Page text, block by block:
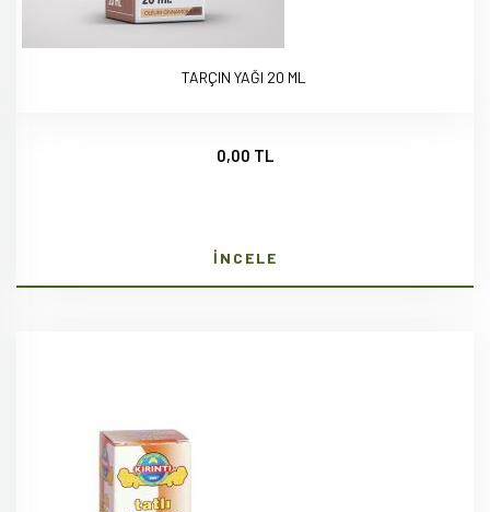
TARÇIN YAĞI 20 ML
0,00 TL
İNCELE